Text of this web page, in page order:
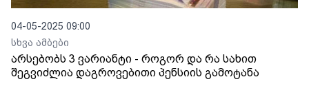
04-05-2025 09:00
სხვა ამბები
არსებობს 3 ვარიანტი - როგორ და რა სახით
შეგვიძლია დაგროვებითი პენსიის გამოტანა